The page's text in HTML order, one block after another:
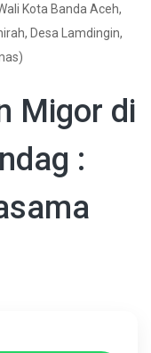
Kota Banda Aceh,
Desa Lamdingin,
Migor di
: